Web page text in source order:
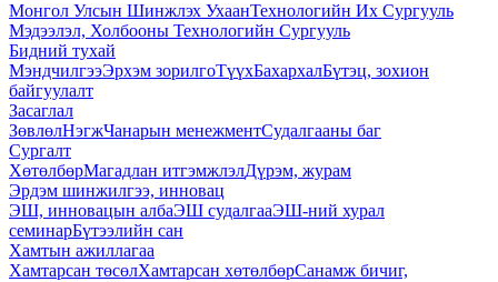
Монгол Улсын Шинжлэх УхаанТехнологийн Их Сургууль
Мэдээлэл, Холбооны Технологийн Сургууль
Бидний тухай
МэндчилгээЭрхэм зорилгоТүүхБахархалБүтэц, зохион
байгуулалт
Засаглал
ЗөвлөлНэгжЧанарын менежментСудалгааны баг
Сургалт
ХөтөлбөрМагадлан итгэмжлэлДүрэм, журам
Эрдэм шинжилгээ, инновац
ЭШ, инновацын албаЭШ судалгааЭШ-ний хурал
семинарБүтээлийн сан
Хамтын ажиллагаа
Хамтарсан төсөлХамтарсан хөтөлбөрСанамж бичиг,